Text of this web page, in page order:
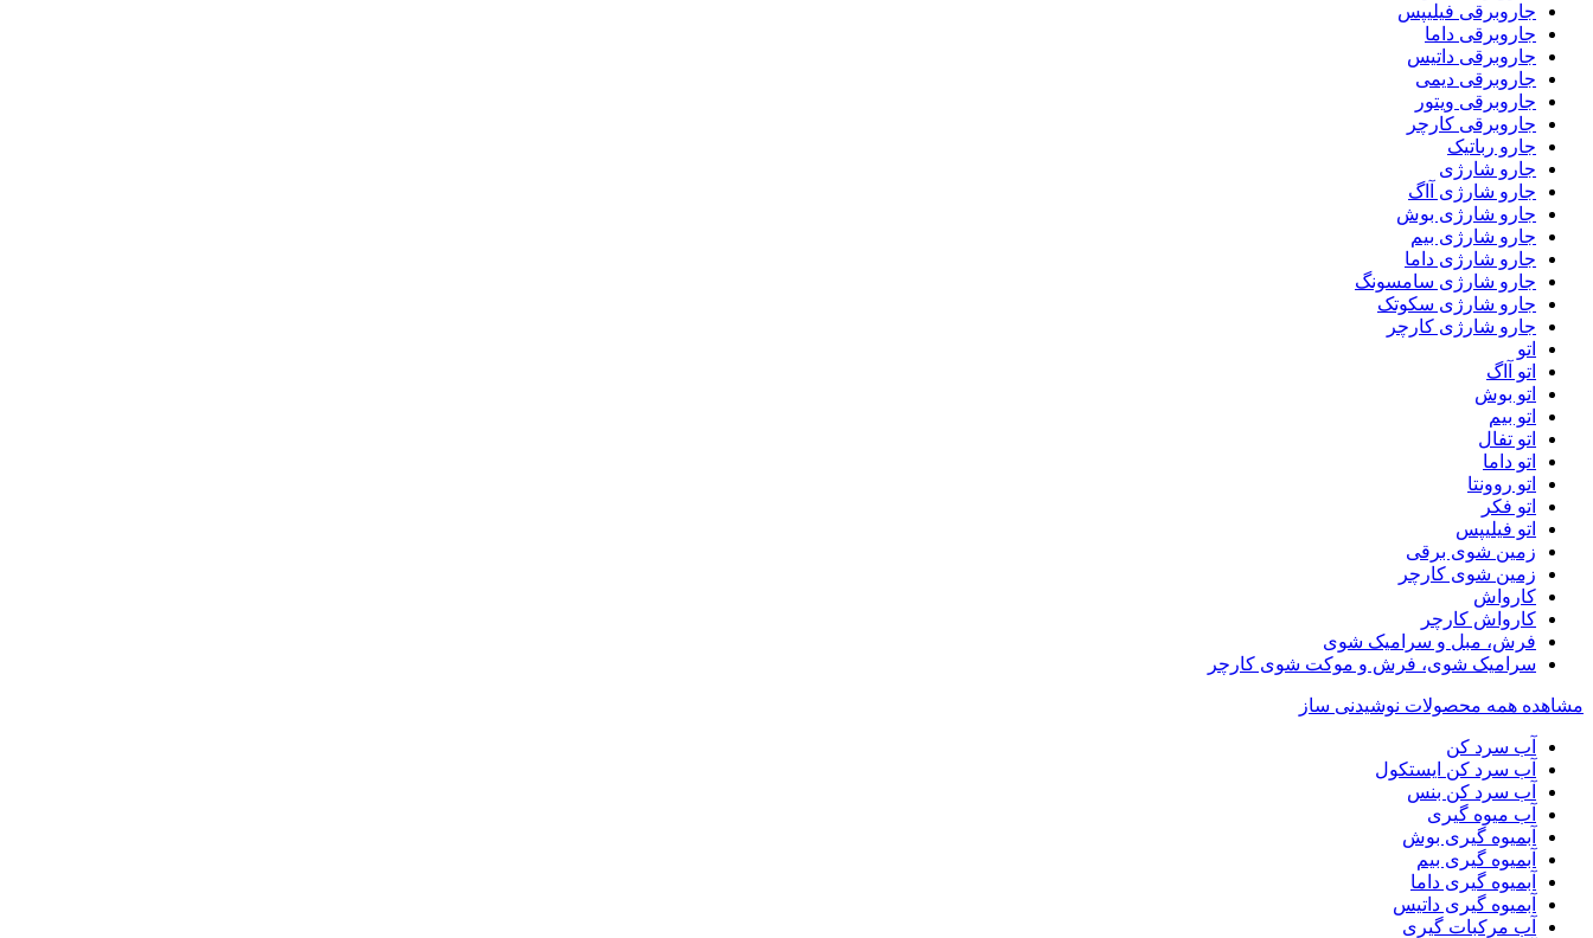
جاروبرقی فیلیپس
جاروبرقی داما
جاروبرقی داتیس
جاروبرقی دیمی
جاروبرقی ویتور
جاروبرقی کارچر
جارو رباتیک
جارو شارژی
جارو شارژی آاگ
جارو شارژی بوش
جارو شارژی بیم
جارو شارژی داما
جارو شارژی سامسونگ
جارو شارژی سکوتک
جارو شارژی کارچر
اتو
اتو آاگ
اتو بوش
اتو بیم
اتو تفال
اتو داما
اتو روونتا
اتو فکر
اتو فیلیپس
زمین شوی برقی
زمین شوی کارچر
کارواش
کارواش کارچر
فرش، مبل و سرامیک شوی
سرامیک شوی، فرش و موکت شوی کارچر
مشاهده همه محصولات نوشیدنی ساز
آب سرد کن
آب سرد کن ایستکول
آب سرد کن بنس
آب میوه گیری
آبمیوه گیری بوش
آبمیوه گیری بیم
آبمیوه گیری داما
آبمیوه گیری داتیس
آب مرکبات گیری